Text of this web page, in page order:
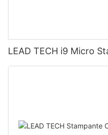
LEAD TECH i9 Micro